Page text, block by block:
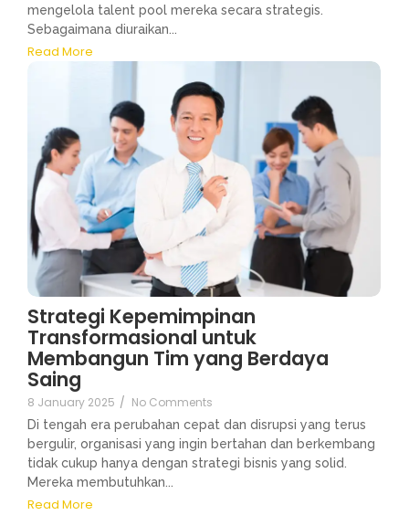
mengelola talent pool mereka secara strategis.
Sebagaimana diuraikan...
Read More
Strategi Kepemimpinan
Transformasional untuk
Membangun Tim yang Berdaya
Saing
8 January 2025 / No Comments
Di tengah era perubahan cepat dan disrupsi yang terus
bergulir, organisasi yang ingin bertahan dan berkembang
tidak cukup hanya dengan strategi bisnis yang solid.
Mereka membutuhkan...
Read More